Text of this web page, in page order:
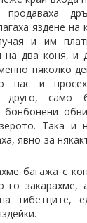
яздене на
и им
на два коня, и
няколко
нас и
друго, само
Така и
явно за
багажа с
го
тибетците,